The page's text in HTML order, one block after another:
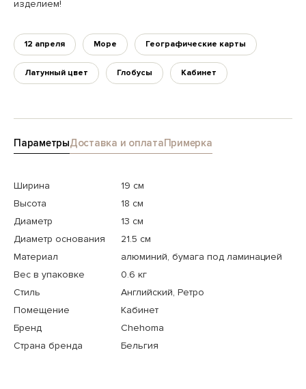
изделием!
12 апреля Море Географические карты
Латунный цвет Глобусы Кабинет
ПараметрыДоставка и оплатаПримерка
Ширина
19 см
Высота
18 см
Диаметр
13 см
Диаметр основания
21.5 см
Материал
алюминий, бумага под ламинацией
Вес в упаковке
0.6 кг
Стиль
Английский, Ретро
Помещение
Кабинет
Бренд
Chehoma
Страна бренда
Бельгия